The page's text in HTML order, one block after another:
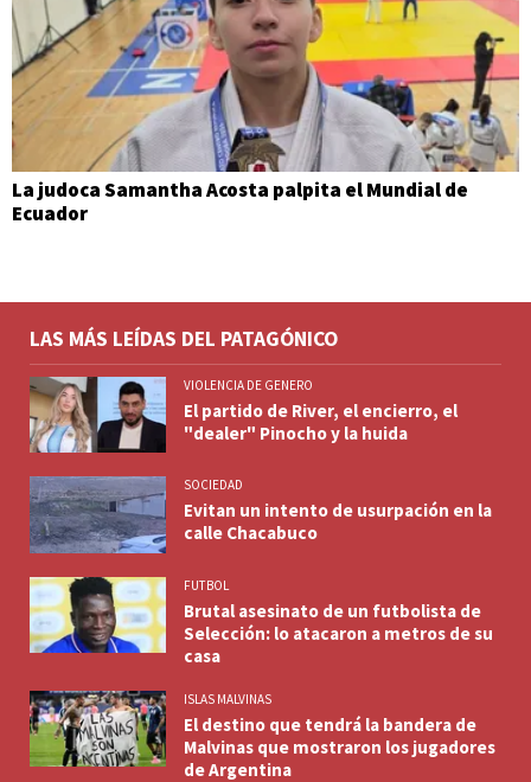
La judoca Samantha Acosta palpita el Mundial de
Ecuador
LAS MÁS LEÍDAS DEL PATAGÓNICO
VIOLENCIA DE GENERO
El partido de River, el encierro, el
"dealer" Pinocho y la huida
SOCIEDAD
Evitan un intento de usurpación en la
calle Chacabuco
FUTBOL
Brutal asesinato de un futbolista de
Selección: lo atacaron a metros de su
casa
ISLAS MALVINAS
El destino que tendrá la bandera de
Malvinas que mostraron los jugadores
de Argentina